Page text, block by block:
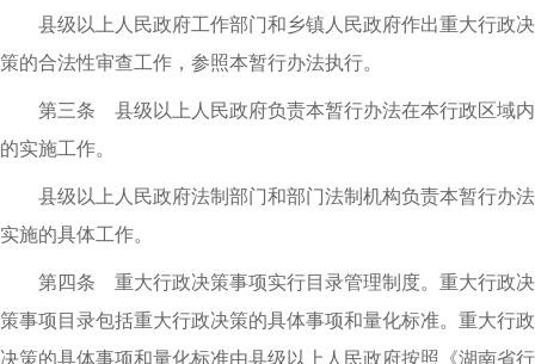
县级以上人民政府工作部门和乡镇人民政府作出重大行政决
策的合法性审查工作，参照本暂行办法执行。
第三条 县级以上人民政府负责本暂行办法在本行政区域内
的实施工作。
县级以上人民政府法制部门和部门法制机构负责本暂行办法
实施的具体工作。
第四条 重大行政决策事项实行目录管理制度。重大行政决
策事项目录包括重大行政决策的具体事项和量化标准。重大行政
决策的具体事项和量化标准由县级以上人民政府按照《湖南省行